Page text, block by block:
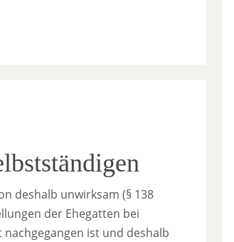
deshalb unwirksam (§ 138
der Ehegatten bei
ist und deshalb